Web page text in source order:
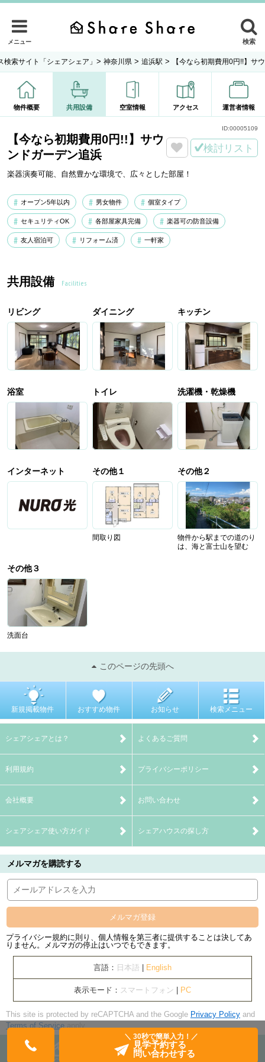
メニュー 検索
検索サイト「シェアシェア」 > 神奈川県 > 追浜駅 > 【今なら初期費用0円!!】サ
物件概要 共用設備 空室情報 アクセス 運営者情報
【今なら初期費用0円!!】サウ
ンドガーデン追浜
楽器演奏可能、自然豊かな環境で、広々とした部屋！
検討リスト
オープン5年以内 男女物件 個室タイプ
セキュリティOK 各部屋家具完備 楽器可の防音設備
友人宿泊可 リフォーム済 一軒家
ID:00005109
共用設備 Facilities
リビング ダイニング キッチン
浴室 トイレ 洗濯機・乾燥機
インターネット その他１
間取り図
その他２
物件から駅までの道のり
は、海と富士山を望む
その他３
洗面台
＼ 30秒で簡単入力！／
見学予約する
問い合わせする
このページの先頭へ
新規掲載物件 おすすめ物件 お知らせ 検索メニュー
シェアシェアとは？ よくあるご質問
利用規約 プライバシーポリシー
会社概要 お問い合わせ
シェアシェア使い方ガイド シェアハウスの探し方
メルマガを購読する
メルマガ登録
プライバシー規約に則り、個人情報を第三者に提供することは決してあ
りません。メルマガの停止はいつでもできます。
言語： 日本語 | English
表示モード： スマートフォン | PC
This site is protected by reCAPTCHA and the Google Privacy Policy and
Terms of Service